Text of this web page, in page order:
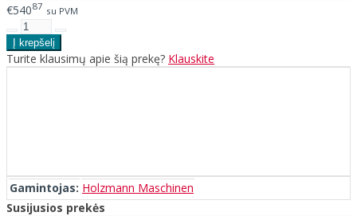
€54087 su PVM
Turite klausimų apie šią prekę? Klauskite
Gamintojas: Holzmann Maschinen
Susijusios prekės